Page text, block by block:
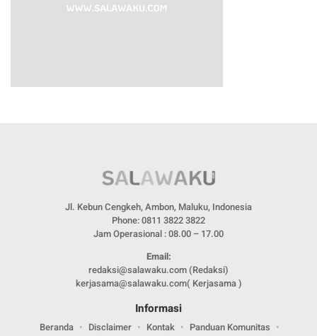
Jl. Kebun Cengkeh, Ambon, Maluku, Indonesia
Phone: 0811 3822 3822
Jam Operasional : 08.00 – 17.00
Email:
redaksi@salawaku.com (Redaksi)
kerjasama@salawaku.com( Kerjasama )
Informasi
Beranda Disclaimer Kontak
Panduan Komunitas